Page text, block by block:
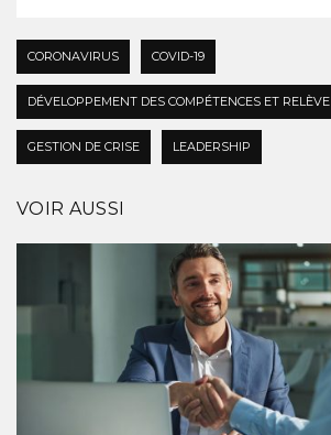
CORONAVIRUS COVID-19
DÉVELOPPEMENT DES COMPÉTENCES ET RELÈVE
GESTION DE CRISE LEADERSHIP
VOIR AUSSI